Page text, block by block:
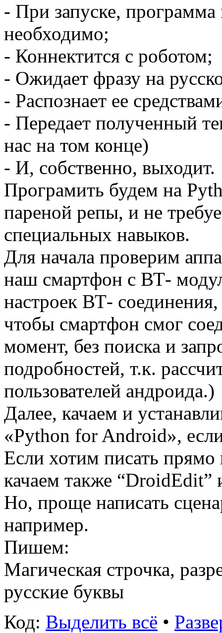
- При запуске, программа
необходимо;
- Коннектится с роботом;
- Ожидает фразу на
- Распознает ее
- Передает полученный
нас на том конце)
- И, собственно, выходит.
Програмить будем на
пареной репы, и не
специальных навыков.
Для начала проверим
наш смартфон с ВТ-
настроек ВТ-
чтобы смартфон смог
момент, без поиска и
подробностей, т.к.
пользователей андроида.)
Далее, качаем и
«Python for Android»,
Если хотим писать
качаем также
Но, проще написать
например.
Пишем:
Магическая строчка,
русские буквы
Код: Выделить всё •